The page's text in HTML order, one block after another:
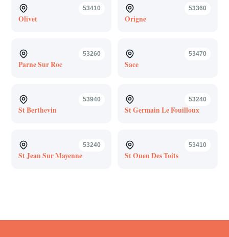
53410
Olivet
53360
Origne
53260
Parne Sur Roc
53470
Sace
53940
St Berthevin
53240
St Germain Le Fouilloux
53240
St Jean Sur Mayenne
53410
St Ouen Des Toits